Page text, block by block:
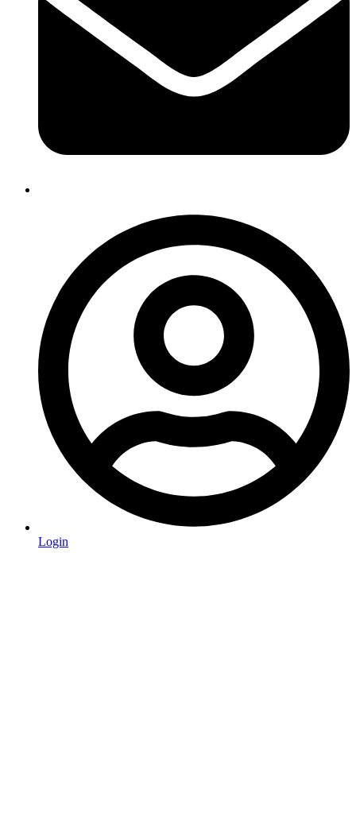
Login